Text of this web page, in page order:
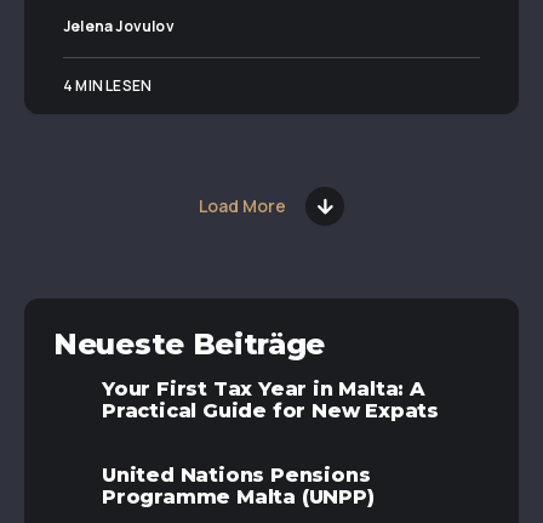
Jelena Jovulov
4 MIN LESEN
Load More
Neueste Beiträge
Your First Tax Year in Malta: A
Practical Guide for New Expats
United Nations Pensions
Programme Malta (UNPP)